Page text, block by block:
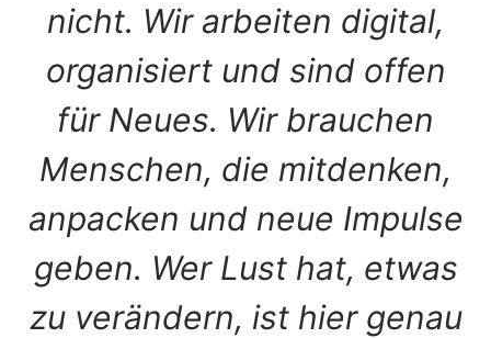
nicht. Wir arbeiten digital,
organisiert und sind offen
für Neues. Wir brauchen
Menschen, die mitdenken,
anpacken und neue Impulse
geben. Wer Lust hat, etwas
zu verändern, ist hier genau